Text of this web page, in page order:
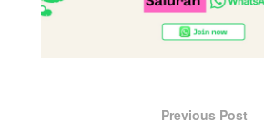
Previous Post